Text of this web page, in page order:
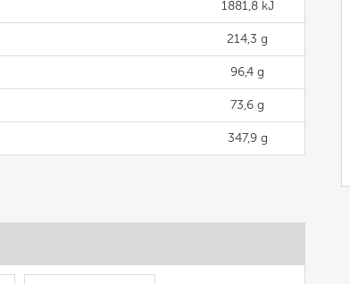
1881,8 kJ
214,3 g
96,4 g
73,6 g
347,9 g